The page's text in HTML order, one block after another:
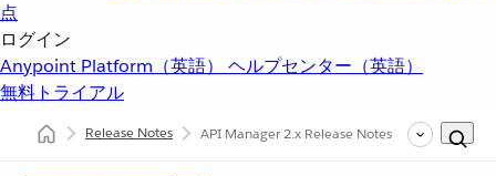
点
ログイン
Anypoint Platform（英語） ヘルプセンター（英語）
無料トライアル
Release Notes API Manager 2.x Release Notes